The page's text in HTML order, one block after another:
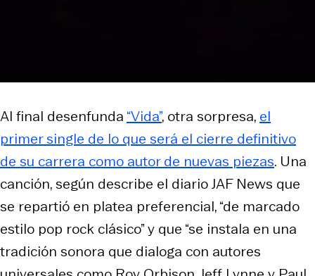
Al final desenfunda “Vida”, otra sorpresa, el
primersingle de lo que será el cierre definitivo
de su carrera como autor de nuevas piezas. Una
canción, según describe el diarioJAF News que
se repartió en platea preferencial, “de marcado
estilo pop rock clásico” y que “se instala en una
tradición sonora que dialoga con autores